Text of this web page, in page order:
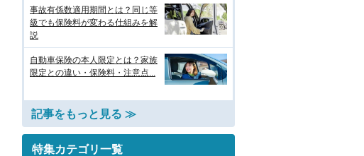
事故有係数適用期間とは？同じ等
級でも保険料が変わる仕組みを解
説
自動車保険の本人限定とは？家族
限定との違い・保険料・注意点...
記事をもっと見る ≫
特集カテゴリ一覧